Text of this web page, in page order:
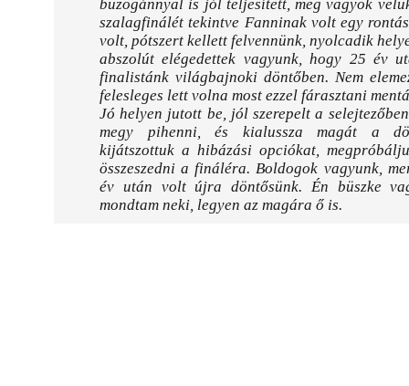
buzogánnyal is jól teljesített, meg vagyok
szalagfinálét tekintve Fanninak volt egy
volt, pótszert kellett felvennünk, nyolcadik
abszolút elégedettek vagyunk, hogy 25 év
finalistánk világbajnoki döntőben. Nem
felesleges lett volna most ezzel fárasztani
Jó helyen jutott be, jól szerepelt a
megy pihenni, és kialussza magát a
kijátszottuk a hibázási opciókat,
összeszedni a fináléra. Boldogok vagyunk,
év után volt újra döntősünk. Én büszke
mondtam neki, legyen az magára ő is.